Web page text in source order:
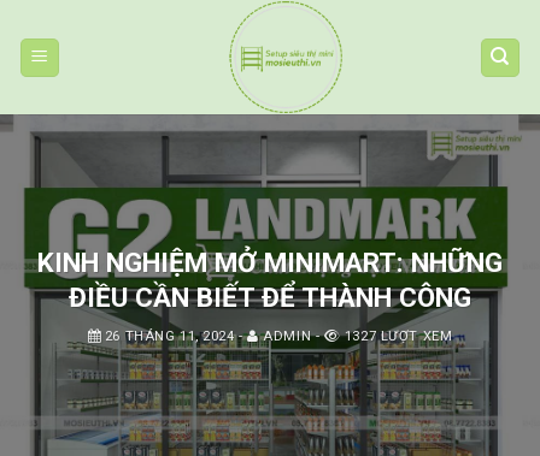
content
KINH NGHIỆM MỞ MINIMART: NHỮNG
ĐIỀU CẦN BIẾT ĐỂ THÀNH CÔNG
26 THÁNG 11, 2024- ADMIN- 1327 LƯỢT XEM